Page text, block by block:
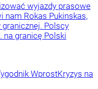
wyjazdy prasowe
nam Rokas Pukinskas,
Polscy
na granicę Polski
WprostKryzys na